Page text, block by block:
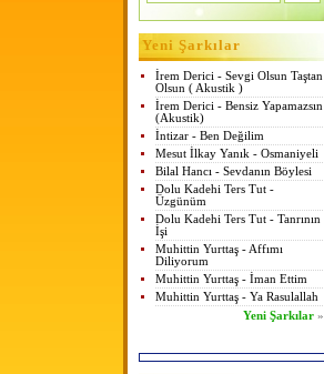
Yeni Şarkılar
İrem Derici - Sevgi Olsun Taştan
Olsun ( Akustik )
İrem Derici - Bensiz Yapamazsın
(Akustik)
İntizar - Ben Değilim
Mesut İlkay Yanık - Osmaniyeli
Bilal Hancı - Sevdanın Böylesi
Dolu Kadehi Ters Tut -
Üzgünüm
Dolu Kadehi Ters Tut - Tanrının
İşi
Muhittin Yurttaş - Affımı
Diliyorum
Muhittin Yurttaş - İman Ettim
Muhittin Yurttaş - Ya Rasulallah
Yeni Şarkılar »